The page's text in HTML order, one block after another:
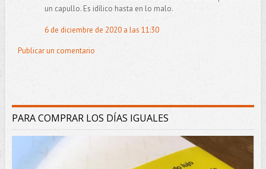
un capullo. Es idílico hasta en lo malo.
6 de diciembre de 2020 a las 11:30
Publicar un comentario
PARA COMPRAR LOS DÍAS IGUALES